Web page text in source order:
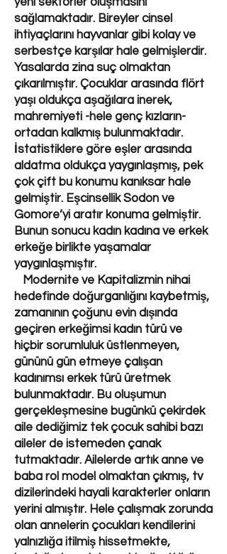
sağlamaktadır. Bireyler cinsel
ihtiyaçlarını hayvanlar gibi kolay ve
serbestçe karşılar hale gelmişlerdir.
Yasalarda zina suç olmaktan
çıkarılmıştır. Çocuklar arasında flört
yaşı oldukça aşağılara inerek,
mahremiyeti -hele genç kızların-
ortadan kalkmış bulunmaktadır.
İstatistiklere göre eşler arasında
aldatma oldukça yaygınlaşmış, pek
çok çift bu konumu kanıksar hale
gelmiştir. Eşcinsellik Sodon ve
Gomore’yi aratır konuma gelmiştir.
Bunun sonucu kadın kadına ve erkek
erkeğe birlikte yaşamalar
yaygınlaşmıştır.
Modernite ve Kapitalizmin nihai
hedefinde doğurganlığını kaybetmiş,
zamanının çoğunu evin dışında
geçiren erkeğimsi kadın türü ve
hiçbir sorumluluk üstlenmeyen,
gününü gün etmeye çalışan
kadınımsı erkek türü üretmek
bulunmaktadır. Bu oluşumun
gerçekleşmesine bugünkü çekirdek
aile dediğimiz tek çocuk sahibi bazı
aileler de istemeden çanak
tutmaktadır. Ailelerde artık anne ve
baba rol model olmaktan çıkmış, tv
dizilerindeki hayali karakterler onların
yerini almıştır. Hele çalışmak zorunda
olan annelerin çocukları kendilerini
yalnızlığa itilmiş hissetmekte,